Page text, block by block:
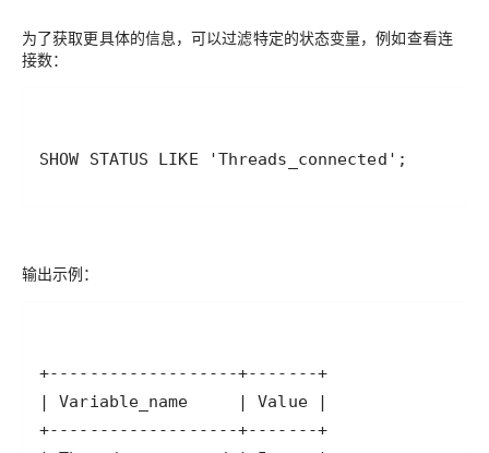
为了获取更具体的信息，可以过滤特定的状态变量，例如查看连
接数：
SHOW STATUS LIKE 'Threads_connected';
输出示例：